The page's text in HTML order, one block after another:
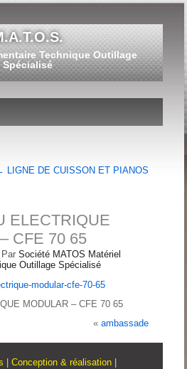
Technique Outillage
Spécialisé
LIGNE DE CUISSON ET PIANOS
ELECTRIQUE
CFE 70 65
Par Société MATOS Matériel
Outillage Spécialisé
modular-cfe-70-65
MODULAR – CFE 70 65
« ambassade
Conception & réalisation